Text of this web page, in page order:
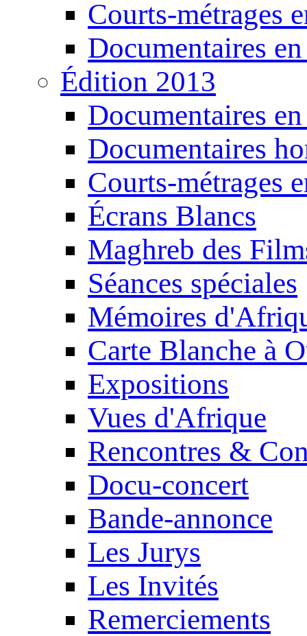
Courts-métrages
Documentaires
Édition 2013
Documentaires
Documentaires
Courts-métrages
Écrans Blancs
Maghreb des
Séances spéciales
Mémoires
Carte Blanche à
Expositions
Vues d'Afrique
Rencontres &
Docu-concert
Bande-annonce
Les Jurys
Les Invités
Remerciements